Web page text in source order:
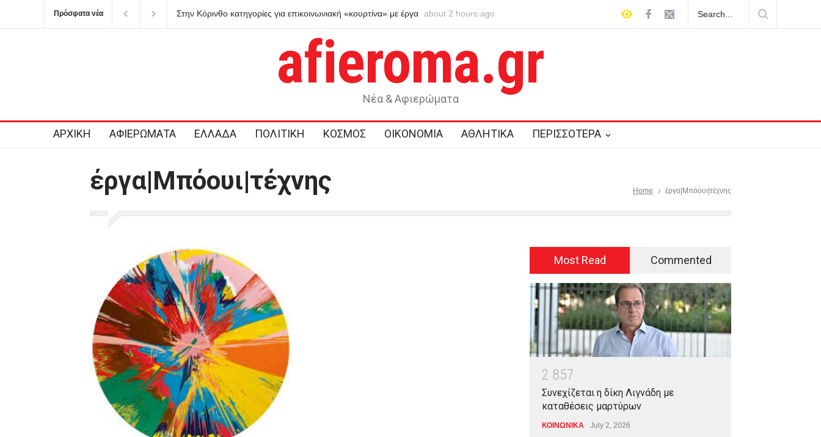
Πρόσφατα νέα
για επικοινωνιακή «κουρτίνα» με έργα
Μυστράς: Παθολογική αγάπη για τους γονείς του επικαλείται ο
Στις 12.00 σήμερα η κηδεία του Λάκη Χαλκιά
about 2 hours ago
afieroma.gr
Νέα & Αφιερώματα
ΑΡΧΙΚΗ ΑΦΙΕΡΩΜΑΤΑ ΕΛΛΑΔΑ ΠΟΛΙΤΙΚΗ ΚΟΣΜΟΣ ΟΙΚΟΝΟΜΙΑ ΑΘΛΗΤΙΚΑ ΠΕΡΙΣΣΟΤΕΡΑ
έργα|Μπόουι|τέχνης Home έργα|Μπόουι|τέχνης
Most Read Commented
2 857
Συνεχίζεται η δίκη Λιγνάδη με
καταθέσεις μαρτύρων
ΚΟΙΝΩΝΙΚΑ July 2, 2026